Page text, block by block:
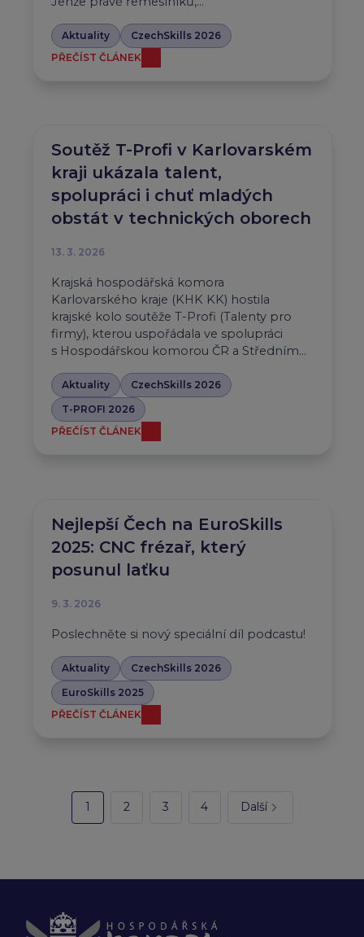
Aktuality
CzechSkills 2026
PŘEČÍST ČLÁNEK
Soutěž T-Profi v Karlovarském
kraji ukázala talent,
spolupráci i chuť mladých
obstát v technických oborech
13. 3. 2026
Krajská hospodářská komora
Karlovarského kraje (KHK KK) hostila
krajské kolo soutěže T-Profi (Talenty pro
firmy), kterou uspořádala ve spolupráci
s Hospodářskou komorou ČR a Středním…
Aktuality
CzechSkills 2026
T-PROFI 2026
PŘEČÍST ČLÁNEK
Nejlepší Čech na EuroSkills
2025: CNC frézař, který
posunul laťku
9. 3. 2026
Poslechněte si nový speciální díl podcastu!
Aktuality
CzechSkills 2026
EuroSkills 2025
PŘEČÍST ČLÁNEK
1 2 3 4 Další